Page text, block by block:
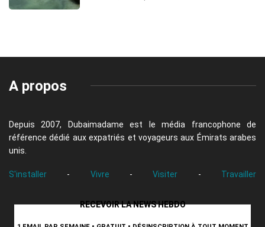
A propos
Depuis 2007, Dubaimadame est le média francophone de
référence dédié aux expatriés et voyageurs aux Émirats arabes
unis.
S'installer - Vivre - Visiter - Travailler
RECEVOIR LA NEWS HEBDO